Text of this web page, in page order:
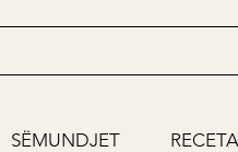
SËMUNDJET